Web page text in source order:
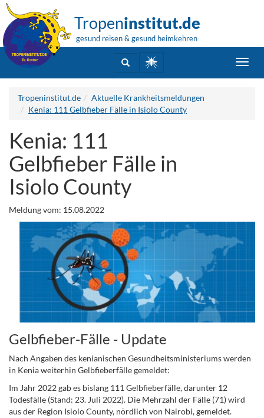
Tropeninstitut.de
gesund reisen & gesund heimkehren
Tropeninstitut.de
Aktuelle Krankheitsmeldungen
Kenia: 111 Gelbfieber Fälle in Isiolo County
Kenia: 111
Gelbfieber Fälle in
Isiolo County
Meldung vom: 15.08.2022
Gelbfieber-Fälle - Update
Nach Angaben des kenianischen Gesundheitsministeriums werden
in Kenia weiterhin Gelbfieberfälle gemeldet:
Im Jahr 2022 gab es bislang 111 Gelbfieberfälle, darunter 12
Todesfälle (Stand: 23. Juli 2022). Die Mehrzahl der Fälle (71) wird
aus der Region Isiolo County, nördlich von Nairobi, gemeldet.